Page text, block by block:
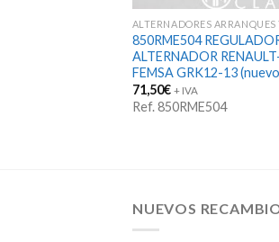
ALTERNADORES
850RME504
ALTERNADOR
FEMSA GRK12-13
71,50€ + IVA
Ref. 850RME504
NUEVOS